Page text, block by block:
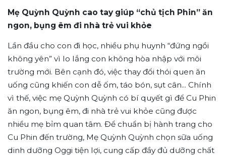
Mẹ Quỳnh Quỳnh cao tay giúp “chủ tịch Phin” ăn
ngon, bụng êm đi nhà trẻ vui khỏe
Lần đầu cho con đi học, nhiều phụ huynh “đứng ngồi
không yên” vì lo lắng con không hòa nhập với môi
trường mới. Bên cạnh đó, việc thay đổi thói quen ăn
uống cũng khiến con dễ ốm, táo bón, sụt cân... Chính
vì thế, việc mẹ Quỳnh Quỳnh có bí quyết gì để Cu Phin
ăn ngon, bụng êm, đi nhà trẻ vui khỏe cũng được
nhiều mẹ bỉm quan tâm. Để chuẩn bị hành trang cho
Cu Phin đến trường, Mẹ Quỳnh Quỳnh chọn sữa uống
dinh dưỡng Oggi tiện lợi, cung cấp đầy đủ dưỡng chất